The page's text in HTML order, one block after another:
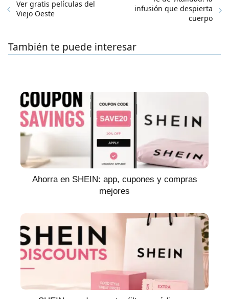
Ver gratis películas del
Viejo Oeste
infusión que despierta
cuerpo
También te puede interesar
Ahorra en SHEIN: app, cupones y compras
mejores